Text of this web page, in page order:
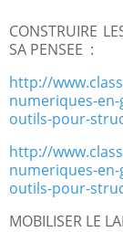
CONSTRUIRE
SA PENSEE :
http://
numeriques-
outils-pour-
http://
numeriques-
outils-pour-
MOBILISER LE